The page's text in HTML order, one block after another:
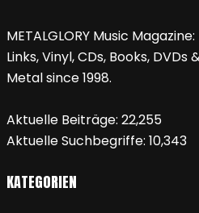
METALGLORY Music
Links, Vinyl, CDs, Books,
Metal since 1998.
Aktuelle Beiträge: 22,255
Aktuelle Suchbegriffe: 10,343
KATEGORIEN